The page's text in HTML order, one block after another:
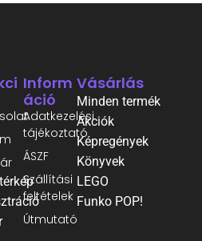
Inform
Áció
Adatkezelési
tájékoztató
ÁSZF
Szállítási
feltételek
Útmutató
Vásárlás
Minden termék
Akciók
Képregények
Könyvek
LEGO
Funko POP!